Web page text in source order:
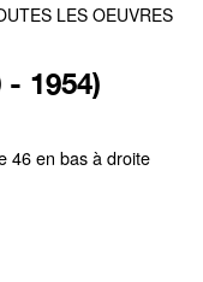
LES OEUVRES
- 1954)
46 en bas à droite